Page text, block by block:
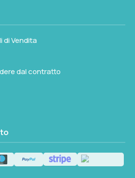
di Vendita
dal contratto